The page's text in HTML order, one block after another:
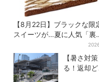
【8月22日】ブラックな限
スイーツが…夏に人気「裏
二家の日」！？ 数量限定
「ペコちゃんのキッチンタ
マー」に注目
【暑さ対
る！返却